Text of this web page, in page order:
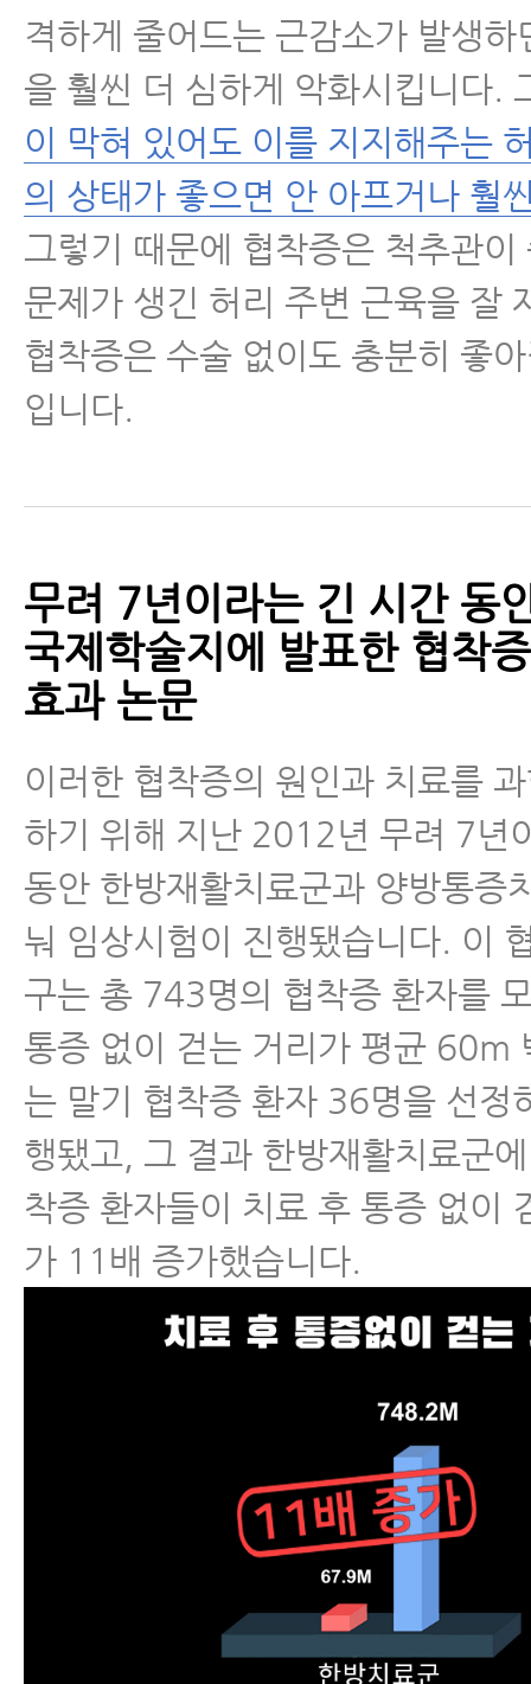
격하게 줄어드는 근감소가 발생하
을 훨씬 더 심하게 악화시킵니다.
이 막혀 있어도 이를 지지해주는
의 상태가 좋으면 안 아프거나 훨
그렇기 때문에 협착증은 척추관이
문제가 생긴 허리 주변 근육을 잘
협착증은 수술 없이도 충분히 좋
입니다.
무려 7년이라는 긴 시간 동
국제학술지에 발표한 협착
효과 논문
이러한 협착증의 원인과 치료를
하기 위해 지난 2012년 무려 7년
동안 한방재활치료군과 양방통증
눠 임상시험이 진행됐습니다. 이
구는 총 743명의 협착증 환자를
통증 없이 걷는 거리가 평균 60m
는 말기 협착증 환자 36명을 선정
행됐고, 그 결과 한방재활치료군
착증 환자들이 치료 후 통증 없이
가 11배 증가했습니다.